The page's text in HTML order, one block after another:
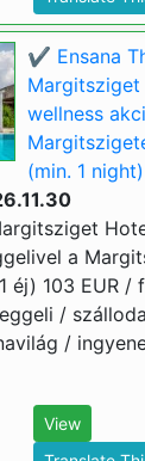
✔️ Ensana
wellness
(min. 1 night)
a
éj) 103 EUR
/
/
View